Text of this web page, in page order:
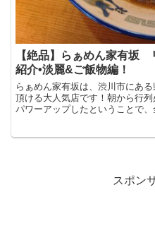
【絶品】らぁめん家有坂
紹介•淡麗&ご飯物編！
らぁめん家有坂は、渋川市にあ
頂ける大人気店です！朝から行
パワーアップしたということで
スポン